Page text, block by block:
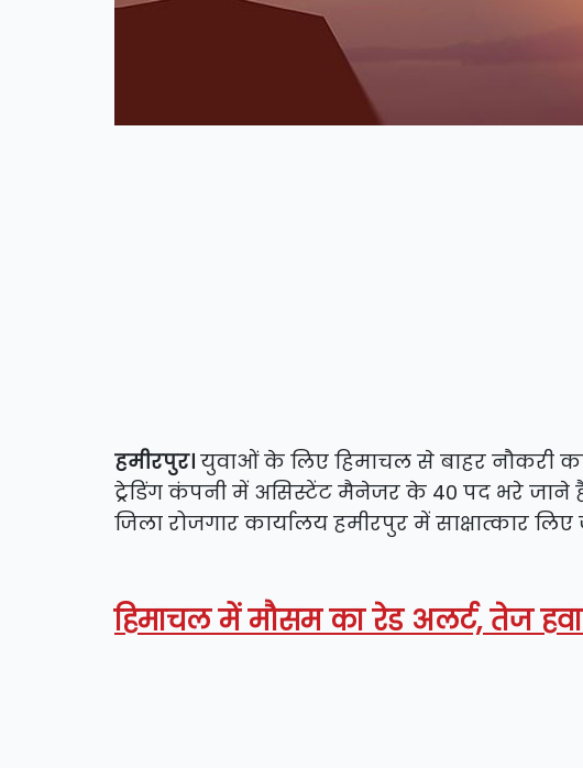
हमीरपुर। युवाओं के लिए हिमाचल से बाहर नौकरी का
ट्रेडिंग कंपनी में असिस्टेंट मैनेजर के 40 पद भरे जाने
जिला रोजगार कार्यालय हमीरपुर में साक्षात्कार लिए
हिमाचल में मौसम का रेड अलर्ट, तेज